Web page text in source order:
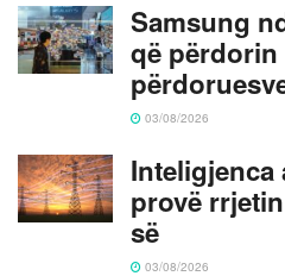
Samsung
që
03/08/2026
Inteligjenca
provë
së
03/08/2026